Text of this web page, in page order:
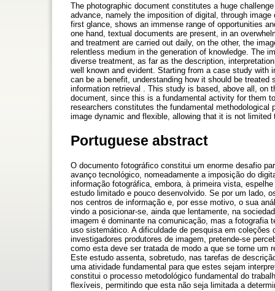
The photographic document constitutes a huge
advance, namely the imposition of digital, through
first glance, shows an immense range of opportunities
one hand, textual documents are present, in an
and treatment are carried out daily, on the other, the
relentless medium in the generation of knowledge. The
diverse treatment, as far as the description,
well known and evident. Starting from a case study with
can be a benefit, understanding how it should be
information retrieval . This study is based, above all, on
document, since this is a fundamental activity for them
researchers constitutes the fundamental
image dynamic and flexible, allowing that it is not limited
Portuguese abstract
O documento fotográfico constitui um enorme desafio
avanço tecnológico, nomeadamente a imposição do
informação fotográfica, embora, à primeira vista,
estudo limitado e pouco desenvolvido. Se por um lado,
nos centros de informação e, por esse motivo, o sua
vindo a posicionar-se, ainda que lentamente, na
imagem é dominante na comunicação, mas a fotografia
uso sistemático. A dificuldade de pesquisa em
investigadores produtores de imagem, pretende-se
como esta deve ser tratada de modo a que se torne um
Este estudo assenta, sobretudo, nas tarefas de
uma atividade fundamental para que estes sejam
constitui o processo metodológico fundamental do
flexíveis, permitindo que esta não seja limitada a